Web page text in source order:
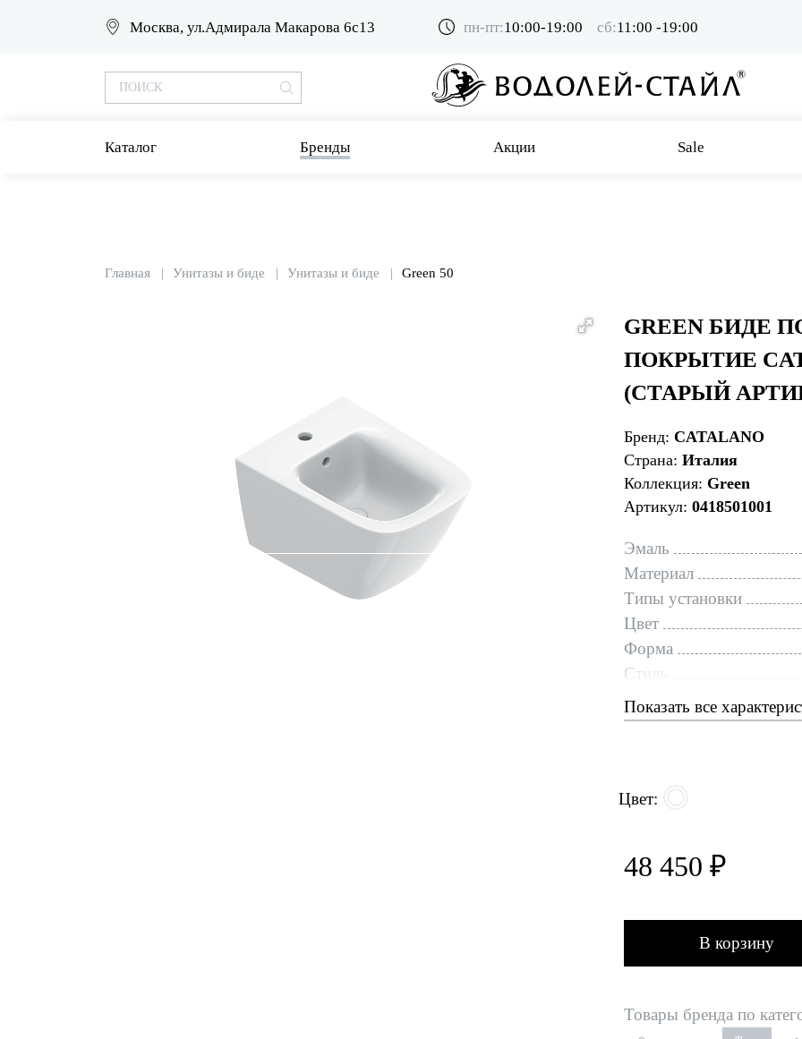
Москва, ул.Адмирала Макарова 6с13 пн-пт:10:00-19:00 сб:11:00 -19:00
Каталог Бренды Акции Sale
Главная Унитазы и биде Унитазы и биде Green 50
GREEN БИДЕ
ПОКРЫТИЕ
(СТАРЫЙ
Бренд: CATALANO
Страна: Италия
Коллекция: Green
Артикул: 0418501001
Эмаль
Материал
Типы установки
Цвет
Форма
Стиль
Показать все
Цвет:
48 450 ₽
В корзину
Товары бренда по